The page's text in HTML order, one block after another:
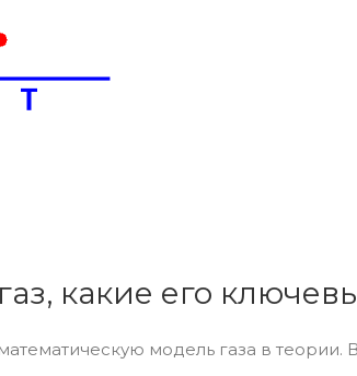
какие его
модель газа в теории.